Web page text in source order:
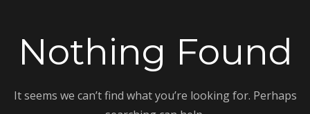
Nothing Found
It seems we can’t find what you’re looking for. Perhaps